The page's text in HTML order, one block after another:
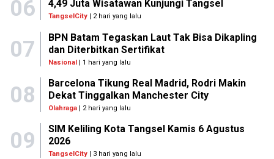
06 4,49 Juta Wisatawan Kunjungi Tangsel
TangselCity | 2 hari yang lalu
07
BPN Batam Tegaskan Laut Tak Bisa Dikapling
dan Diterbitkan Sertifikat
Nasional | 1 hari yang lalu
08
Barcelona Tikung Real Madrid, Rodri Makin
Dekat Tinggalkan Manchester City
Olahraga| 2 hari yang lalu
09
SIM Keliling Kota Tangsel Kamis 6 Agustus
2026
TangselCity| 3 hari yang lalu